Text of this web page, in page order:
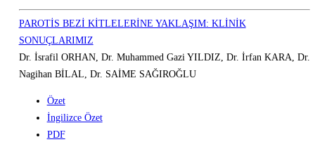
PAROTİS BEZİ KİTLELERİNE YAKLAŞIM: KLİNİK
SONUÇLARIMIZ
Dr. İsrafil ORHAN, Dr. Muhammed Gazi YILDIZ, Dr. İrfan KARA, Dr.
Nagihan BİLAL, Dr. SAİME SAĞIROĞLU
Özet
İngilizce Özet
PDF